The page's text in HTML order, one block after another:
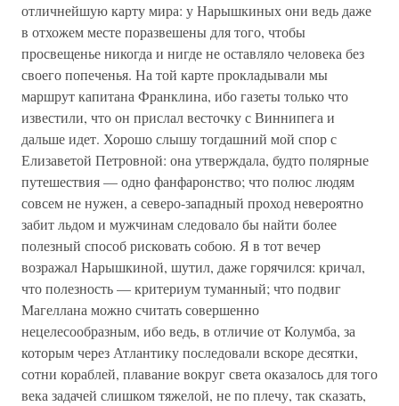
отличнейшую карту мира: у Нарышкиных они ведь даже
в отхожем месте поразвешены для того, чтобы
просвещенье никогда и нигде не оставляло человека без
своего попеченья. На той карте прокладывали мы
маршрут капитана Франклина, ибо газеты только что
известили, что он прислал весточку с Виннипега и
дальше идет. Хорошо слышу тогдашний мой спор с
Елизаветой Петровной: она утверждала, будто полярные
путешествия — одно фанфаронство; что полюс людям
совсем не нужен, а северо-западный проход невероятно
забит льдом и мужчинам следовало бы найти более
полезный способ рисковать собою. Я в тот вечер
возражал Нарышкиной, шутил, даже горячился: кричал,
что полезность — критериум туманный; что подвиг
Магеллана можно считать совершенно
нецелесообразным, ибо ведь, в отличие от Колумба, за
которым через Атлантику последовали вскоре десятки,
сотни кораблей, плавание вокруг света оказалось для того
века задачей слишком тяжелой, не по плечу, так сказать,